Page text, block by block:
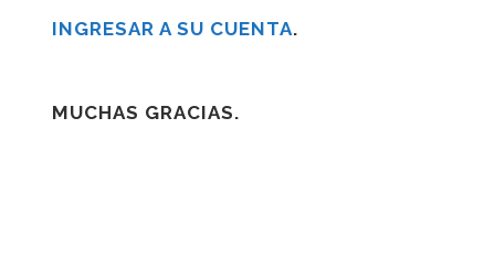
INGRESAR A SU CUENTA.
MUCHAS GRACIAS.